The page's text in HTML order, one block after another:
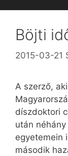
Böjti
2015-03-21
A szerző,
díszdoktori
után
egyetemein
második